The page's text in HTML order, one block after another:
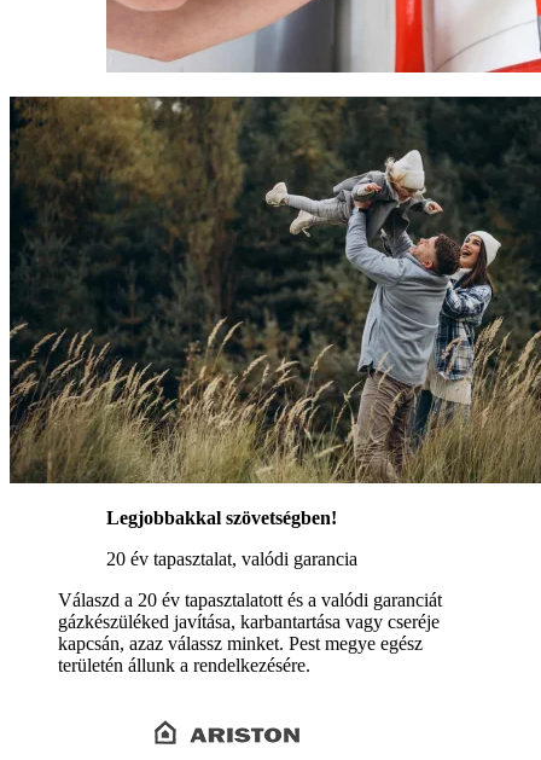
Legjobbakkal szövetségben!
20 év tapasztalat, valódi garancia
Válaszd a 20 év tapasztalatott és a valódi garanciát
gázkészüléked javítása, karbantartása vagy cseréje
kapcsán, azaz válassz minket. Pest megye egész
területén állunk a rendelkezésére.